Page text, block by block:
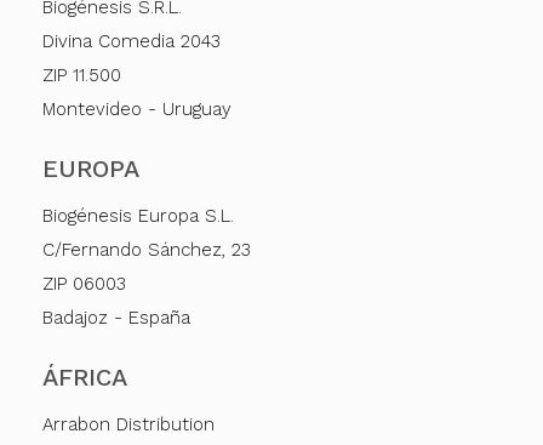
Biogénesis S.R.L.
Divina Comedia 2043
ZIP 11.500
Montevideo - Uruguay
EUROPA
Biogénesis Europa S.L.
C/Fernando Sánchez, 23
ZIP 06003
Badajoz - España
ÁFRICA
Arrabon Distribution